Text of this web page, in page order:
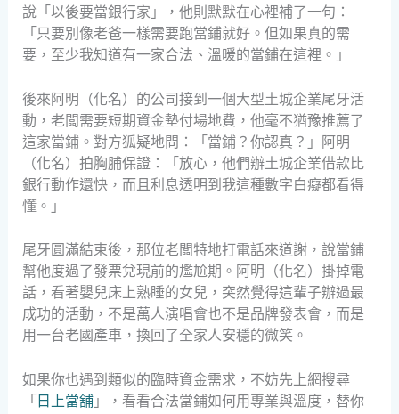
說「以後要當銀行家」，他則默默在心裡補了一句：
「只要別像老爸一樣需要跑當鋪就好。但如果真的需
要，至少我知道有一家合法、溫暖的當鋪在這裡。」
後來阿明（化名）的公司接到一個大型土城企業尾牙活
動，老闆需要短期資金墊付場地費，他毫不猶豫推薦了
這家當鋪。對方狐疑地問：「當鋪？你認真？」阿明
（化名）拍胸脯保證：「放心，他們辦土城企業借款比
銀行動作還快，而且利息透明到我這種數字白癡都看得
懂。」
尾牙圓滿結束後，那位老闆特地打電話來道謝，說當鋪
幫他度過了發票兌現前的尷尬期。阿明（化名）掛掉電
話，看著嬰兒床上熟睡的女兒，突然覺得這輩子辦過最
成功的活動，不是萬人演唱會也不是品牌發表會，而是
用一台老國產車，換回了全家人安穩的微笑。
如果你也遇到類似的臨時資金需求，不妨先上網搜尋
「 日上當舖」，看看合法當鋪如何用專業與溫度，替你